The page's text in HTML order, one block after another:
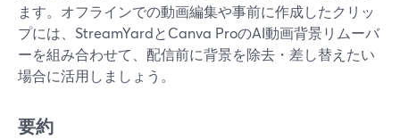
ます。オフラインでの動画編集や事前に作成したクリッ
プには、StreamYardとCanva ProのAI動画背景リムーバ
ーを組み合わせて、配信前に背景を除去・差し替えたい
場合に活用しましょう。
要約